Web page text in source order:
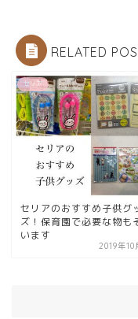
RELATED
セリア
セリアのおすすめ子供グ
ズ！保育園で必要な物も
います
2019年10